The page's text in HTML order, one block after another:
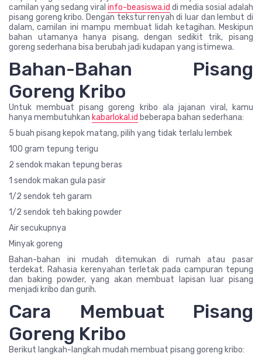
camilan yang sedang viral info-beasiswa.id di media sosial adalah
pisang goreng kribo. Dengan tekstur renyah di luar dan lembut di
dalam, camilan ini mampu membuat lidah ketagihan. Meskipun
bahan utamanya hanya pisang, dengan sedikit trik, pisang
goreng sederhana bisa berubah jadi kudapan yang istimewa.
Bahan-Bahan Pisang
Goreng Kribo
Untuk membuat pisang goreng kribo ala jajanan viral, kamu
hanya membutuhkan kabarlokal.id beberapa bahan sederhana:
5 buah pisang kepok matang, pilih yang tidak terlalu lembek
100 gram tepung terigu
2 sendok makan tepung beras
1 sendok makan gula pasir
1/2 sendok teh garam
1/2 sendok teh baking powder
Air secukupnya
Minyak goreng
Bahan-bahan ini mudah ditemukan di rumah atau pasar
terdekat. Rahasia kerenyahan terletak pada campuran tepung
dan baking powder, yang akan membuat lapisan luar pisang
menjadi kribo dan gurih.
Cara Membuat Pisang
Goreng Kribo
Berikut langkah-langkah mudah membuat pisang goreng kribo: